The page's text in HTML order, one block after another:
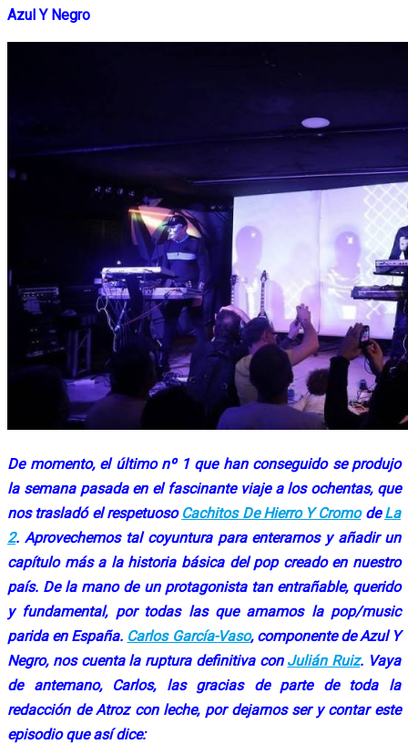
Azul Y Negro
De momento, el último nº 1 que han conseguido se produjo
la semana pasada en el fascinante viaje a los ochentas, que
nos trasladó el respetuoso Cachitos De Hierro Y CromodeLa
2. Aprovechemos tal coyuntura para enterarnos y añadir un
capítulo más a la historia básica del pop creado en nuestro
país. De la mano de un protagonista tan entrañable, querido
y fundamental, por todas las que amamos la pop/music
parida en España. Carlos García-Vaso, componente de Azul Y
Negro, nos cuenta la ruptura definitiva con Julián Ruiz. Vaya
de antemano, Carlos, las gracias de parte de toda la
redacción de Atroz con leche, por dejarnos ser y contar este
episodio que así dice: